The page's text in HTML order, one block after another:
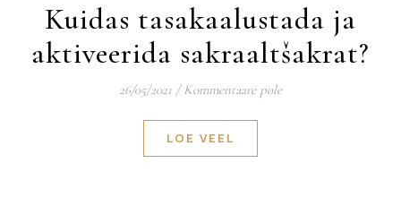
Kuidas tasakaalustada ja
aktiveerida sakraaltšakrat?
26/05/2021 / Kommentaare pole
LOE VEEL